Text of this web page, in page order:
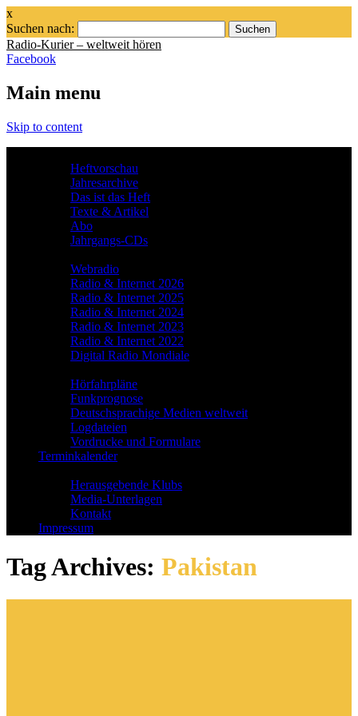
x
Suchen nach:
Radio-Kurier – weltweit hören
Facebook
Main menu
Skip to content
Heftvorschau
Jahresarchive
Das ist das Heft
Texte & Artikel
Abo
Jahrgangs-CDs
Webradio
Radio & Internet 2026
Radio & Internet 2025
Radio & Internet 2024
Radio & Internet 2023
Radio & Internet 2022
Digital Radio Mondiale
Hörfahrpläne
Funkprognose
Deutschsprachige Medien weltweit
Logdateien
Vordrucke und Formulare
Terminkalender
Herausgebende Klubs
Media-Unterlagen
Kontakt
Impressum
Tag Archives: Pakistan